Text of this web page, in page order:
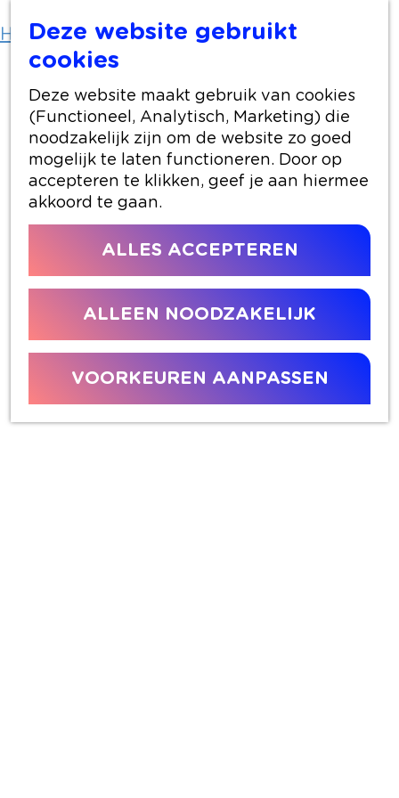
Deze website gebruikt
cookies
Deze website maakt gebruik van cookies
(Functioneel, Analytisch, Marketing) die
noodzakelijk zijn om de website zo goed
mogelijk te laten functioneren. Door op
accepteren te klikken, geef je aan hiermee
akkoord te gaan.
ALLES ACCEPTEREN
ALLEEN NOODZAKELIJK
VOORKEUREN AANPASSEN
Home Over Alphen Hier is Benthuizen
Hier is Benthuizen